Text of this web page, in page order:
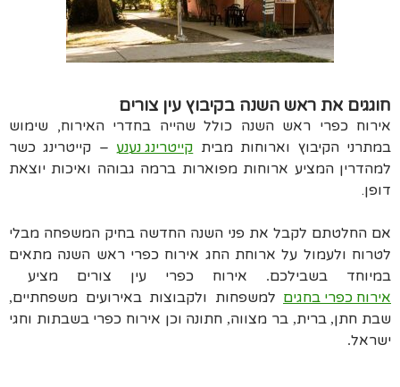
חוגגים את ראש השנה בקיבוץ עין צורים
אירוח כפרי ראש השנה כולל שהייה בחדרי האירוח, שימוש
במתרני הקיבוץ וארוחות מבית קייטרינג נענע– קייטרינג כשר
למהדרין המציע ארוחות מפוארות ברמה גבוהה ואיכות יוצאת
דופן.
אם החלטתם לקבל את פני השנה החדשה בחיק המשפחה מבלי
לטרוח ולעמול על ארוחת החג אירוח כפרי ראש השנה מתאים
במיוחד בשבילכם.
אירוח כפרי עין צורים מציע
אירוח כפרי בחגיםלמשפחות ולקבוצות באירועים משפחתיים,
שבת חתן, ברית, בר מצווה, חתונה וכן אירוח כפרי בשבתות וחגי
ישראל.